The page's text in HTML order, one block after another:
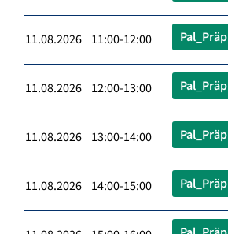
11.08.2026 11:00-12:00 Pal_Präp
11.08.2026 12:00-13:00 Pal_Präp
11.08.2026 13:00-14:00 Pal_Präp
11.08.2026 14:00-15:00 Pal_Präp